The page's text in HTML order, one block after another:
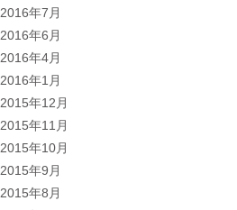
2016年7月
2016年6月
2016年4月
2016年1月
2015年12月
2015年11月
2015年10月
2015年9月
2015年8月